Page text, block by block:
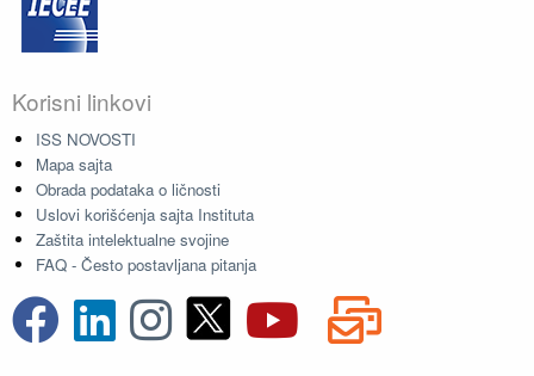
Korisni linkovi
ISS NOVOSTI
Mapa sajta
Obrada podataka o ličnosti
Uslovi korišćenja sajta Instituta
Zaštita intelektualne svojine
FAQ - Često postavljana pitanja